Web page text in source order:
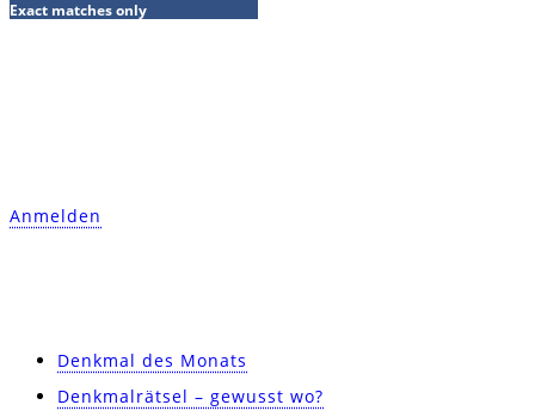
Exact matches only
Anmelden
Denkmal des Monats
Denkmalrätsel – gewusst wo?